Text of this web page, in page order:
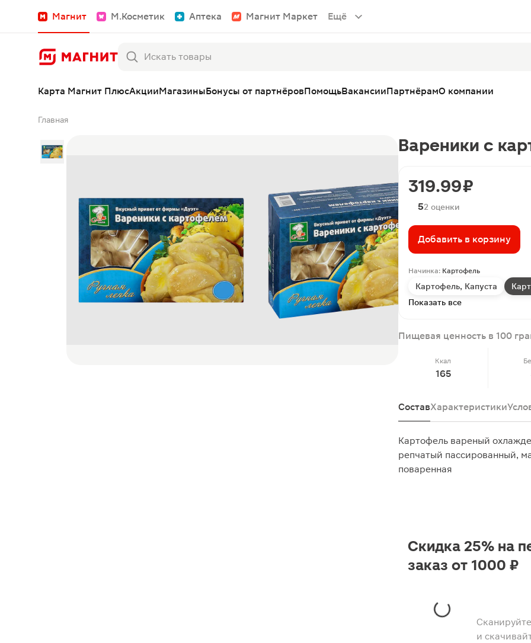
Магнит М.Косметик Аптека Магнит Маркет Ещё
Карта Магнит ПлюсАкцииМагазиныБонусы от партнёровПомощьВакансииПартнёрамО компании
Главная
Вареники с
319.99 ₽
52 оценки
Добавить в корзину
Начинка: Картофель
Картофель, Капуста
Показать все
Пищевая ценность в 100
Ккал
165
СоставХарактеристики
Картофель вареный
репчатый пассированный,
поваренная
и
Скидка 25% на
заказ от 1000 ₽